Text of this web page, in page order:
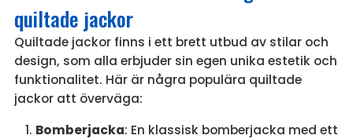
quiltade jackor
Quiltade jackor finns i ett brett utbud av stilar och
design, som alla erbjuder sin egen unika estetik och
funktionalitet. Här är några populära quiltade
jackor att överväga:
Bomberjacka: En klassisk bomberjacka med ett